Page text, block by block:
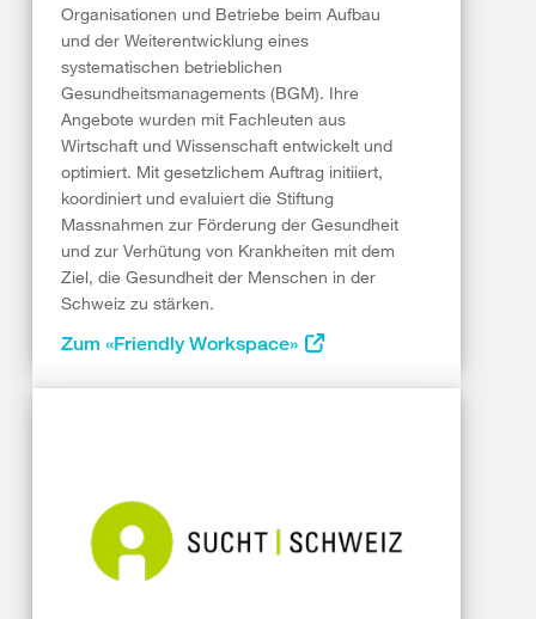
Organisationen und Betriebe beim Aufbau
und der Weiterentwicklung eines
systematischen betrieblichen
Gesundheitsmanagements (BGM). Ihre
Angebote wurden mit Fachleuten aus
Wirtschaft und Wissenschaft entwickelt und
optimiert. Mit gesetzlichem Auftrag initiiert,
koordiniert und evaluiert die Stiftung
Massnahmen zur Förderung der Gesundheit
und zur Verhütung von Krankheiten mit dem
Ziel, die Gesundheit der Menschen in der
Schweiz zu stärken.
Zum «Friendly Workspace»